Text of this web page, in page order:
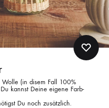
Wolle (in disem Fall 100%
kannst Deine eigene Farb-
Du noch zusätzlich.